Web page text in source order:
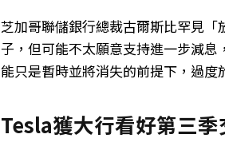
芝加哥聯儲銀行總裁古爾斯比罕見
子，但可能不太願意支持進一步減
能只是暫時並將消失的前提下，過度
Tesla獲大行看好第三季